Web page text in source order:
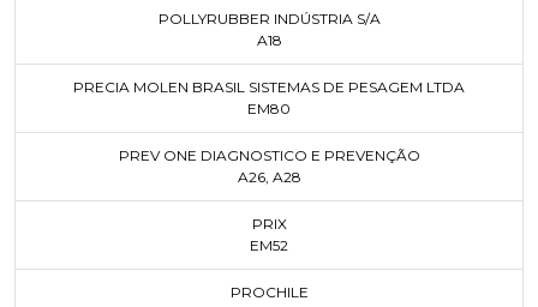
POLLYRUBBER INDÚSTRIA S/A
A18
PRECIA MOLEN BRASIL SISTEMAS DE PESAGEM LTDA
EM80
PREV ONE DIAGNOSTICO E PREVENÇÃO
A26, A28
PRIX
EM52
PROCHILE